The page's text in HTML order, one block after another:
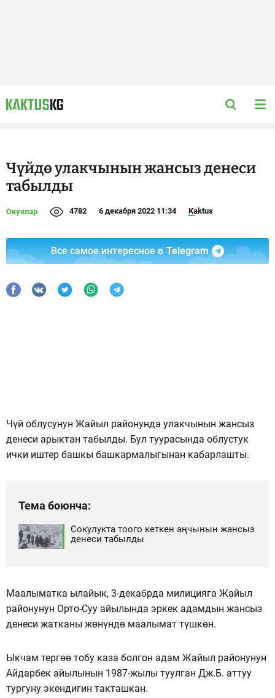
Чүйдө улакчынын жансыз денеси
табылды
Окуялар 4782 6 декабря 2022 11:34 Kaktus
Все самое интересное в Telegram
Чүй облусунун Жайыл районунда улакчынын жансыз
денеси арыктан табылды. Бул туурасында облустук
ички иштер башкы башкармалыгынан кабарлашты.
Тема боюнча:
Сокулукта тоого кеткен аңчынын жансыз
денеси табылды
Маалыматка ылайык, 3-декабрда милицияга Жайыл
районунун Орто-Суу айылында эркек адамдын жансыз
денеси жатканы жөнүндө маалымат түшкөн.
Ыкчам тергөө тобу каза болгон адам Жайыл районунун
Айдарбек айылынын 1987-жылы туулган Дж.Б. аттуу
тургуну экендигин такташкан.